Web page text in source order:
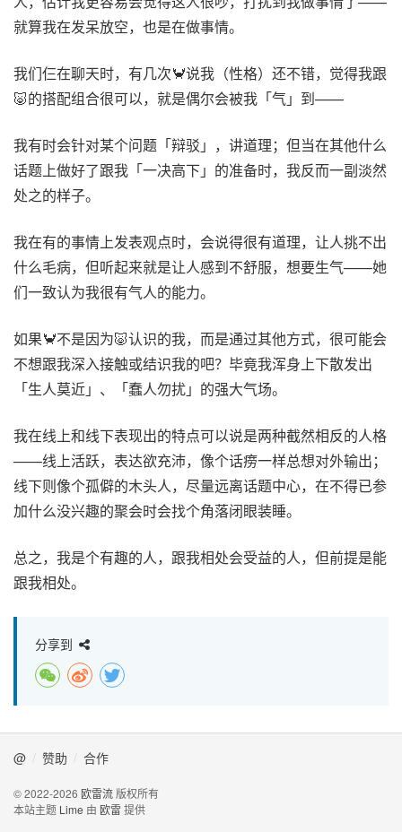
就算我在发呆放空，也是在做事情。
我们仨在聊天时，有几次🦀️说我（性格）还不错，觉得我跟
🐷的搭配组合很可以，就是偶尔会被我「气」到——
我有时会针对某个问题「辩驳」，讲道理；但当在其他什么
话题上做好了跟我「一决高下」的准备时，我反而一副淡然
处之的样子。
我在有的事情上发表观点时，会说得很有道理，让人挑不出
什么毛病，但听起来就是让人感到不舒服，想要生气——她
们一致认为我很有气人的能力。
如果🦀️不是因为🐷认识的我，而是通过其他方式，很可能会
不想跟我深入接触或结识我的吧？毕竟我浑身上下散发出
「生人莫近」、「蠢人勿扰」的强大气场。
我在线上和线下表现出的特点可以说是两种截然相反的人格
——线上活跃，表达欲充沛，像个话痨一样总想对外输出；
线下则像个孤僻的木头人，尽量远离话题中心，在不得已参
加什么没兴趣的聚会时会找个角落闭眼装睡。
总之，我是个有趣的人，跟我相处会受益的人，但前提是能
跟我相处。
分享到
@ 赞助 合作
© 2022-2026 欧雷流版权所有
本站主题 Lime 由 欧雷 提供